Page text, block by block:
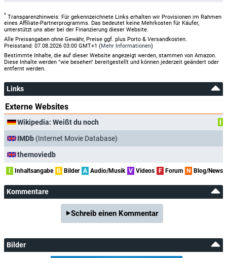
* Transparenzhinweis: Für gekennzeichnete Links erhalten wir Provisionen im Rahmen
eines Affiliate-Partnerprogramms. Das bedeutet keine Mehrkosten für Käufer,
unterstützt uns aber bei der Finanzierung dieser Website.
Alle Preisangaben ohne Gewähr, Preise ggf. plus Porto & Versandkosten.
Preisstand: 07.08.2026 03:00 GMT+1 (Mehr Informationen)
Bestimmte Inhalte, die auf dieser Website angezeigt werden, stammen von Amazon.
Diese Inhalte werden "wie besehen" bereitgestellt und können jederzeit geändert oder
entfernt werden.
Links
Externe Websites
Wikipedia: Weißt du noch
I
IMDb (Internet Movie Database)
themoviedb
Inhaltsangabe B Bilder A Audio/Musik V Videos F Forum N Blog/News
Kommentare
Schreib einen Kommentar
Bilder